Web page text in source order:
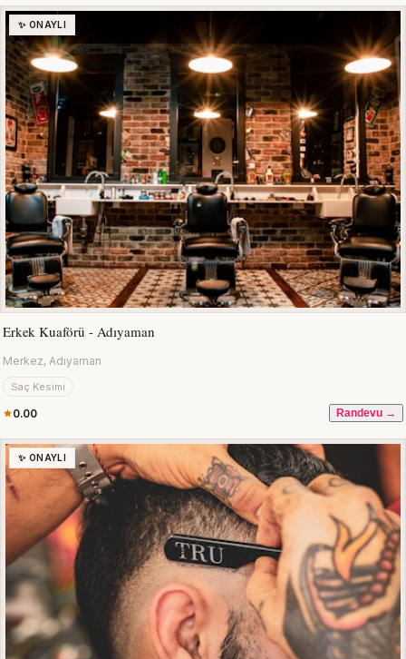
✨ ONAYLI
Erkek Kuaförü - Adıyaman
Merkez, Adıyaman
Saç Kesimi
0.00 Randevu →
✨ ONAYLI